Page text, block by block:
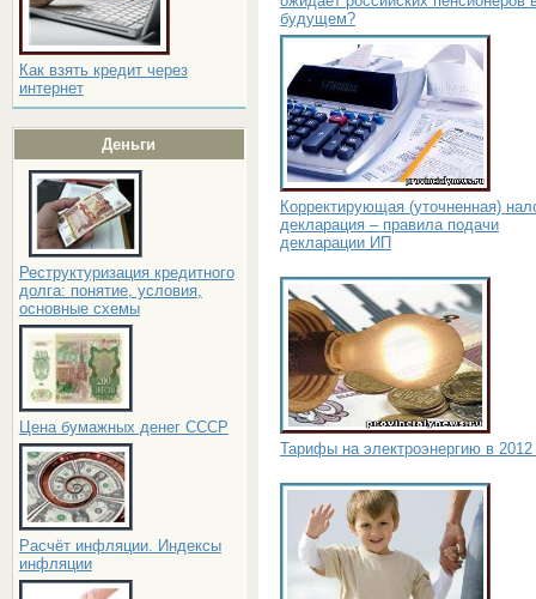
Как взять кредит через
интернет
Деньги
Реструктуризация кредитного
долга: понятие, условия,
основные схемы
Цена бумажных денег СССР
Расчёт инфляции. Индексы
инфляции
будущем?
Корректирующая (уточненная)
декларация – правила подачи
декларации ИП
Тарифы на электроэнергию в 2012